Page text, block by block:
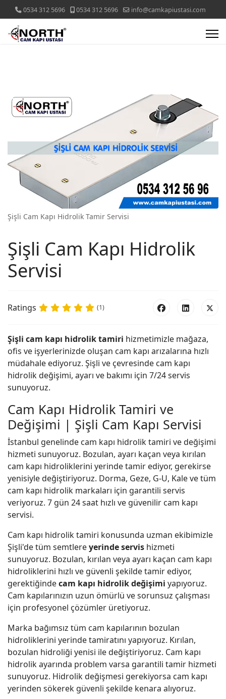
0534 312 5696 0534 312 5696 info@camkapiustasi.com
Şişli Cam Kapı Hidrolik Tamir Servisi
Şişli Cam Kapı Hidrolik
Servisi
Ratings (1)
Şişli cam kapı hidrolik tamiri hizmetimizle mağaza,
ofis ve işyerlerinizde oluşan cam kapı arızalarına hızlı
müdahale ediyoruz. Şişli ve çevresinde cam kapı
hidrolik değişimi, ayarı ve bakımı için 7/24 servis
sunuyoruz.
Cam Kapı Hidrolik Tamiri ve
Değişimi | Şişli Cam Kapı Servisi
İstanbul genelinde cam kapı hidrolik tamiri ve değişimi
hizmeti sunuyoruz. Bozulan, ayarı kaçan veya kırılan
cam kapı hidroliklerini yerinde tamir ediyor, gerekirse
yenisiyle değiştiriyoruz. Dorma, Geze, G-U, Kale ve tüm
cam kapı hidrolik markaları için garantili servis
veriyoruz. 7 gün 24 saat hızlı ve güvenilir cam kapı
servisi.
Cam kapı hidrolik tamiri konusunda uzman ekibimizle
Şişli'de tüm semtlereyerinde servis hizmeti
sunuyoruz. Bozulan, kırılan veya ayarı kaçan cam kapı
hidroliklerini hızlı ve güvenli şekilde tamir ediyor,
gerektiğindecam kapı hidrolik değişimi yapıyoruz.
Cam kapılarınızın uzun ömürlü ve sorunsuz çalışması
için profesyonel çözümler üretiyoruz.
Marka bağımsız tüm cam kapılarının bozulan
hidroliklerini yerinde tamiratını yapıyoruz. Kırılan,
bozulan hidroliği yenisi ile değiştiriyoruz. Cam kapı
hidrolik ayarında problem varsa garantili tamir hizmeti
sunuyoruz. Hidrolik değişmesi gerekiyorsa cam kapı
yerinden sökerek güvenli şekilde kenara alıyoruz.